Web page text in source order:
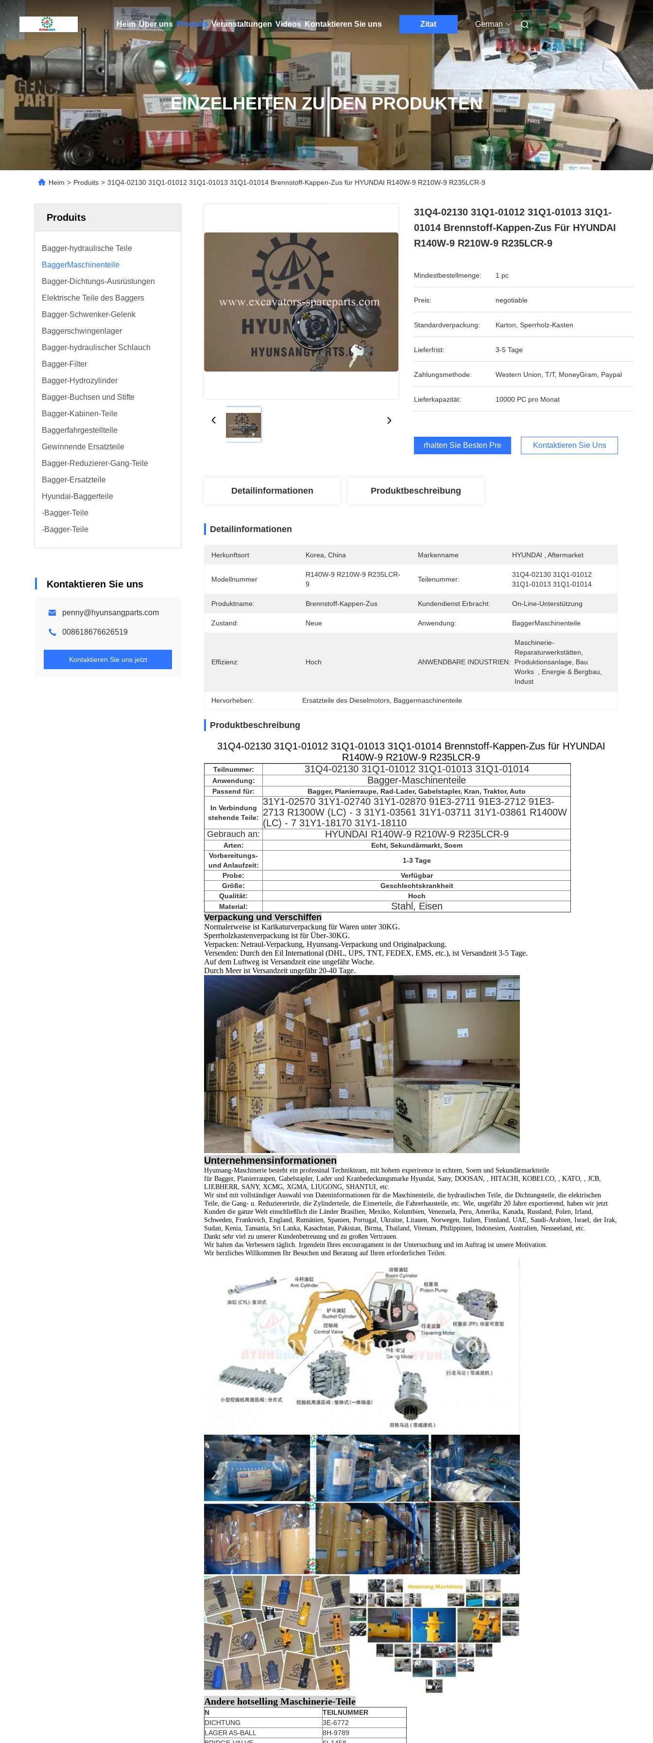
Heim Über uns Produits Veranstaltungen Videos Kontaktieren Sie uns Zitat German
EINZELHEITEN ZU DEN PRODUKTEN
Heim > Produits > 31Q4-02130 31Q1-01012 31Q1-01013 31Q1-01014 Brennstoff-Kappen-Zus für HYUNDAI R140W-9 R210W-9 R235LCR-9
Produits
Bagger-hydraulische Teile
BaggerMaschinenteile
Bagger-Dichtungs-Ausrüstungen
Elektrische Teile des Baggers
Bagger-Schwenker-Gelenk
Baggerschwingenlager
Bagger-hydraulischer Schlauch
Bagger-Filter
Bagger-Hydrozylinder
Bagger-Buchsen und Stifte
Bagger-Kabinen-Teile
Baggerfahrgestellteile
Gewinnende Ersatzteile
Bagger-Reduzierer-Gang-Teile
Bagger-Ersatzteile
Hyundai-Baggerteile
-Bagger-Teile
-Bagger-Teile
Kontaktieren Sie uns
penny@hyunsangparts.com
008618676626519
Kontaktieren Sie uns jetzt
31Q4-02130 31Q1-01012 31Q1-01013 31Q1-
01014 Brennstoff-Kappen-Zus Für HYUNDAI
R140W-9 R210W-9 R235LCR-9
Mindestbestellmenge: 1 pc
Preis: negotiable
Standardverpackung: Karton, Sperrholz-Kasten
Lieferfrist: 3-5 Tage
Zahlungsmethode: Western Union, T/T, MoneyGram, Paypal
Lieferkapazität: 10000 PC pro Monat
Erhalten Sie Besten Preis Kontaktieren Sie Uns
Detailinformationen Produktbeschreibung
Detailinformationen
Herkunftsort Korea, China Markenname HYUNDAI , Aftermarket
Modellnummer
R140W-9 R210W-9 R235LCR-
9
Teilenummer:
31Q4-02130 31Q1-01012
31Q1-01013 31Q1-01014
Produktname: Brennstoff-Kappen-Zus Kundendienst Erbracht: On-Line-Unterstützung
Zustand: Neue Anwendung: BaggerMaschinenteile
Effizienz: Hoch ANWENDBARE INDUSTRIEN:
Maschinerie-
Reparaturwerkstätten,
Produktionsanlage, Bau
Works  , Energie & Bergbau,
Indust
Hervorheben: Ersatzteile des Dieselmotors Baggermaschinenteile
Produktbeschreibung
31Q4-02130 31Q1-01012 31Q1-01013 31Q1-01014 Brennstoff-Kappen-Zus für HYUNDAI
R140W-9 R210W-9 R235LCR-9
Teilnummer: 31Q4-02130 31Q1-01012 31Q1-01013 31Q1-01014
Anwendung: Bagger-Maschinenteile
Passend für: Bagger, Planierraupe, Rad-Lader, Gabelstapler, Kran, Traktor, Auto
In Verbindung
stehende Teile:
31Y1-02570 31Y1-02740 31Y1-02870 91E3-2711 91E3-2712 91E3-
2713 R1300W (LC) - 3 31Y1-03561 31Y1-03711 31Y1-03861 R1400W
(LC) - 7 31Y1-18170 31Y1-18110
Gebrauch an: HYUNDAI R140W-9 R210W-9 R235LCR-9
Arten:
Echt, Sekundärmarkt, Soem
Vorbereitungs-
und Anlaufzeit:
1-3 Tage
Probe:
Verfügbar
Größe:
Geschlechtskrankheit
Qualität:
Hoch
Material:
Stahl, Eisen
Verpackung und Verschiffen
Normalerweise ist Karikaturverpackung für Waren unter 30KG.
Sperrholzkastenverpackung ist für Über-30KG.
Verpacken: Netraul-Verpackung, Hyunsang-Verpackung und Originalpackung.
Versenden: Durch den Eil International (DHL, UPS, TNT, FEDEX, EMS, etc.), ist Versandzeit 3-5 Tage.
Auf dem Luftweg ist Versandzeit eine ungefähr Woche.
Durch Meer ist Versandzeit ungefähr 20-40 Tage.
Unternehmensinformationen
Hyunsang-Maschinerie besteht ein professinal Technikteam, mit hohem experirence in echtem, Soem und Sekundärmarktteile.
für Bagger, Planierraupen, Gabelstapler, Lader und Kranbedeckungsmarke Hyundai, Sany, DOOSAN, , HITACHI, KOBELCO, , KATO, , JCB,
LIEBHERR, SANY, XCMG, XGMA, LIUGONG, SHANTUI, etc.
Wir sind mit vollständiger Auswahl von Dateninformationen für die Maschinenteile, die hydraulischen Teile, die Dichtungsteile, die elektrischen
Teile, die Gang- u. Reduziererteile, die Zylinderteile, die Eimerteile, die Fahrerhausteile, etc. Wie, ungefähr 20 Jahre exportierend, haben wir jetzt
Kunden die ganze Welt einschließlich die Länder Brasilien, Mexiko, Kolumbien, Venezuela, Peru, Amerika, Kanada, Russland, Polen, Irland,
Schweden, Frankreich, England, Rumänien, Spanien, Portugal, Ukraine, Litauen, Norwegen, Italien, Finnland, UAE, Saudi-Arabien, Israel, der Irak,
Sudan, Kenia, Tansania, Sri Lanka, Kasachstan, Pakistan, Birma, Thailand, Vitenam, Philippinen, Indonesien, Australien, Neuseeland, etc.
Dankt sehr viel zu unserer Kundenbetreuung und zu großen Vertrauen.
Wir halten das Verbessern täglich. Irgendein Ihres encouragament in der Untersuchung und im Auftrag ist unsere Motivation.
Wir herzliches Willkommen Ihr Besuchen und Beratung auf Ihren erforderlichen Teilen.
Andere hotselling Maschinerie-Teile
N
TEILNUMMER
DICHTUNG
3E-6772
LAGER AS-BALL
8H-9789